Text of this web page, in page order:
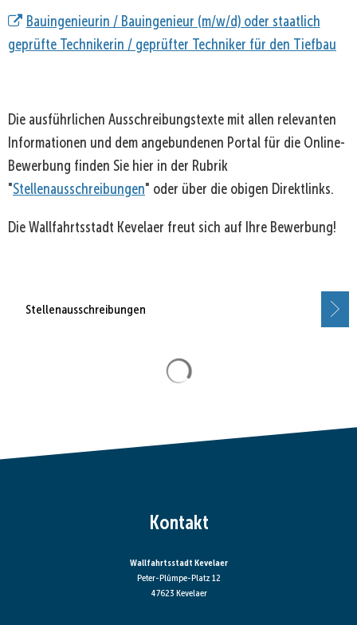
Bauingenieurin / Bauingenieur (m/w/d) oder staatlich
geprüfte Technikerin / geprüfter Techniker für den Tiefbau
Die ausführlichen Ausschreibungstexte mit allen relevanten
Informationen und dem angebundenen Portal für die Online-
Bewerbung finden Sie hier in der Rubrik
"Stellenausschreibungen" oder über die obigen Direktlinks.
Die Wallfahrtsstadt Kevelaer freut sich auf Ihre Bewerbung!
Stellenausschreibungen
Kontakt
Wallfahrtsstadt Kevelaer
Peter-Plümpe-Platz 12
47623 Kevelaer